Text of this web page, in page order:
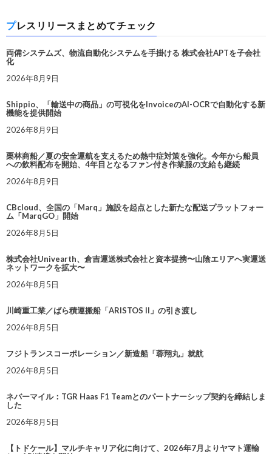
プレスリリースまとめてチェック
両備システムズ、物流自動化システムを手掛ける 株式会社APTを子会社
化
2026年8月9日
Shippio、「輸送中の商品」の可視化をInvoiceのAI-OCRで自動化する新
機能を提供開始
2026年8月9日
栗林商船／夏の安全運航を支えるため熱中症対策を強化。今年から船員
への飲料配布を開始、4年目となるファン付き作業服の支給も継続
2026年8月9日
CBcloud、全国の「Marq」施設を起点とした新たな配送プラットフォー
ム「MarqGO」開始
2026年8月5日
株式会社Univearth、倉吉運送株式会社と資本提携〜山陰エリアへ実運送
ネットワークを拡大〜
2026年8月5日
川崎重工業／ばら積運搬船「ARISTOS II」の引き渡し
2026年8月5日
フジトランスコーポレーション／新造船「蓉翔丸」就航
2026年8月5日
ネバーマイル：TGR Haas F1 Teamとのパートナーシップ契約を締結しま
した
2026年8月5日
【トドケール】マルチキャリア化に向けて、2026年7月よりヤマト運輸